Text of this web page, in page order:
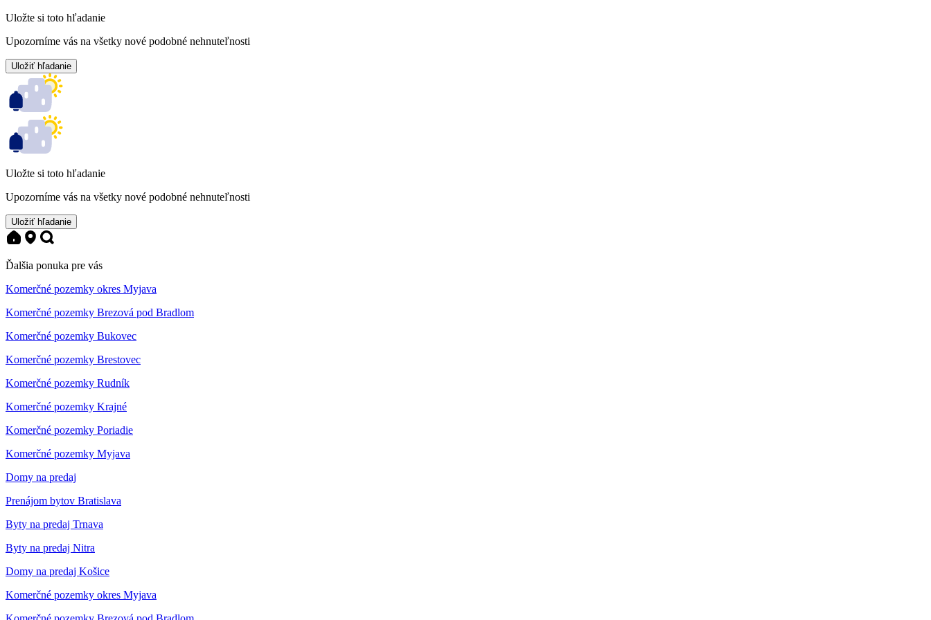
Uložte si toto hľadanie
Upozorníme vás na všetky nové podobné nehnuteľnosti
Uložiť hľadanie
Uložte si toto hľadanie
Upozorníme vás na všetky nové podobné nehnuteľnosti
Uložiť hľadanie
Ďalšia ponuka pre vás
Komerčné pozemky okres Myjava
Komerčné pozemky Brezová pod Bradlom
Komerčné pozemky Bukovec
Komerčné pozemky Brestovec
Komerčné pozemky Rudník
Komerčné pozemky Krajné
Komerčné pozemky Poriadie
Komerčné pozemky Myjava
Domy na predaj
Prenájom bytov Bratislava
Byty na predaj Trnava
Byty na predaj Nitra
Domy na predaj Košice
Komerčné pozemky okres Myjava